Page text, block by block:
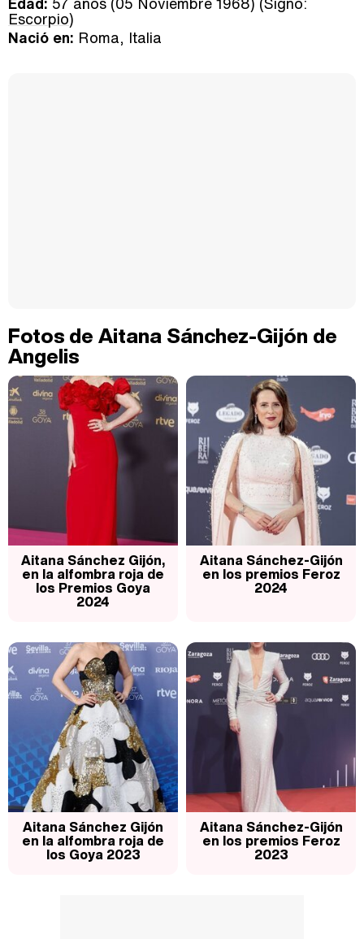
Escorpio)
Nació en: Roma, Italia
Fotos de Aitana Sánchez-Gijón de
Angelis
Aitana Sánchez Gijón,
en la alfombra roja de
los Premios Goya
2024
Aitana Sánchez-Gijón
en los premios Feroz
2024
Aitana Sánchez Gijón
en la alfombra roja de
los Goya 2023
Aitana Sánchez-Gijón
en los premios Feroz
2023